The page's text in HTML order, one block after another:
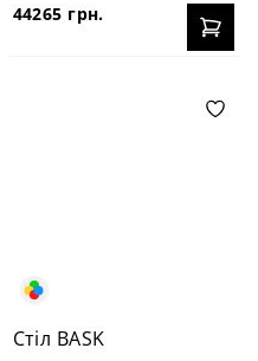
44265 грн.
Стіл BASK